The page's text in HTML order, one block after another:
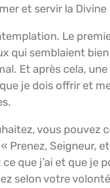
et servir la Divine
Le
qui semblaient
Et après cela,
je dois offrir et
vous
Prenez, Seigneur,
que j’ai et que je
selon votre